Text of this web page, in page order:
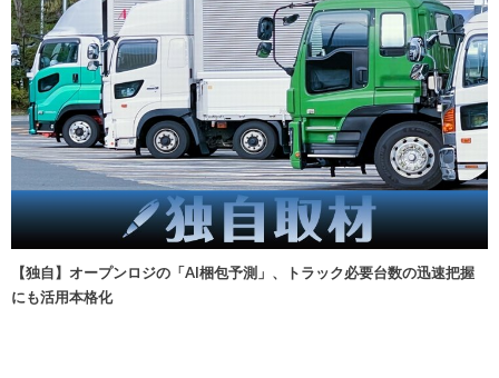
【独自】オープンロジの「AI梱包予測」、トラック必要台数の迅速把握
にも活用本格化